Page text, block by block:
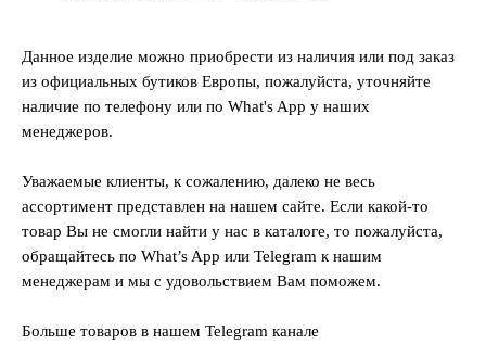
Данное изделие можно приобрести из наличия или под заказ
из официальных бутиков Европы, пожалуйста, уточняйте
наличие по телефону или по What's App у наших
менеджеров.
Уважаемые клиенты, к сожалению, далеко не весь
ассортимент представлен на нашем сайте. Если какой-то
товар Вы не смогли найти у нас в каталоге, то пожалуйста,
обращайтесь по What’s App или Telegram к нашим
менеджерам и мы с удовольствием Вам поможем.
Больше товаров в нашем Telegram канале